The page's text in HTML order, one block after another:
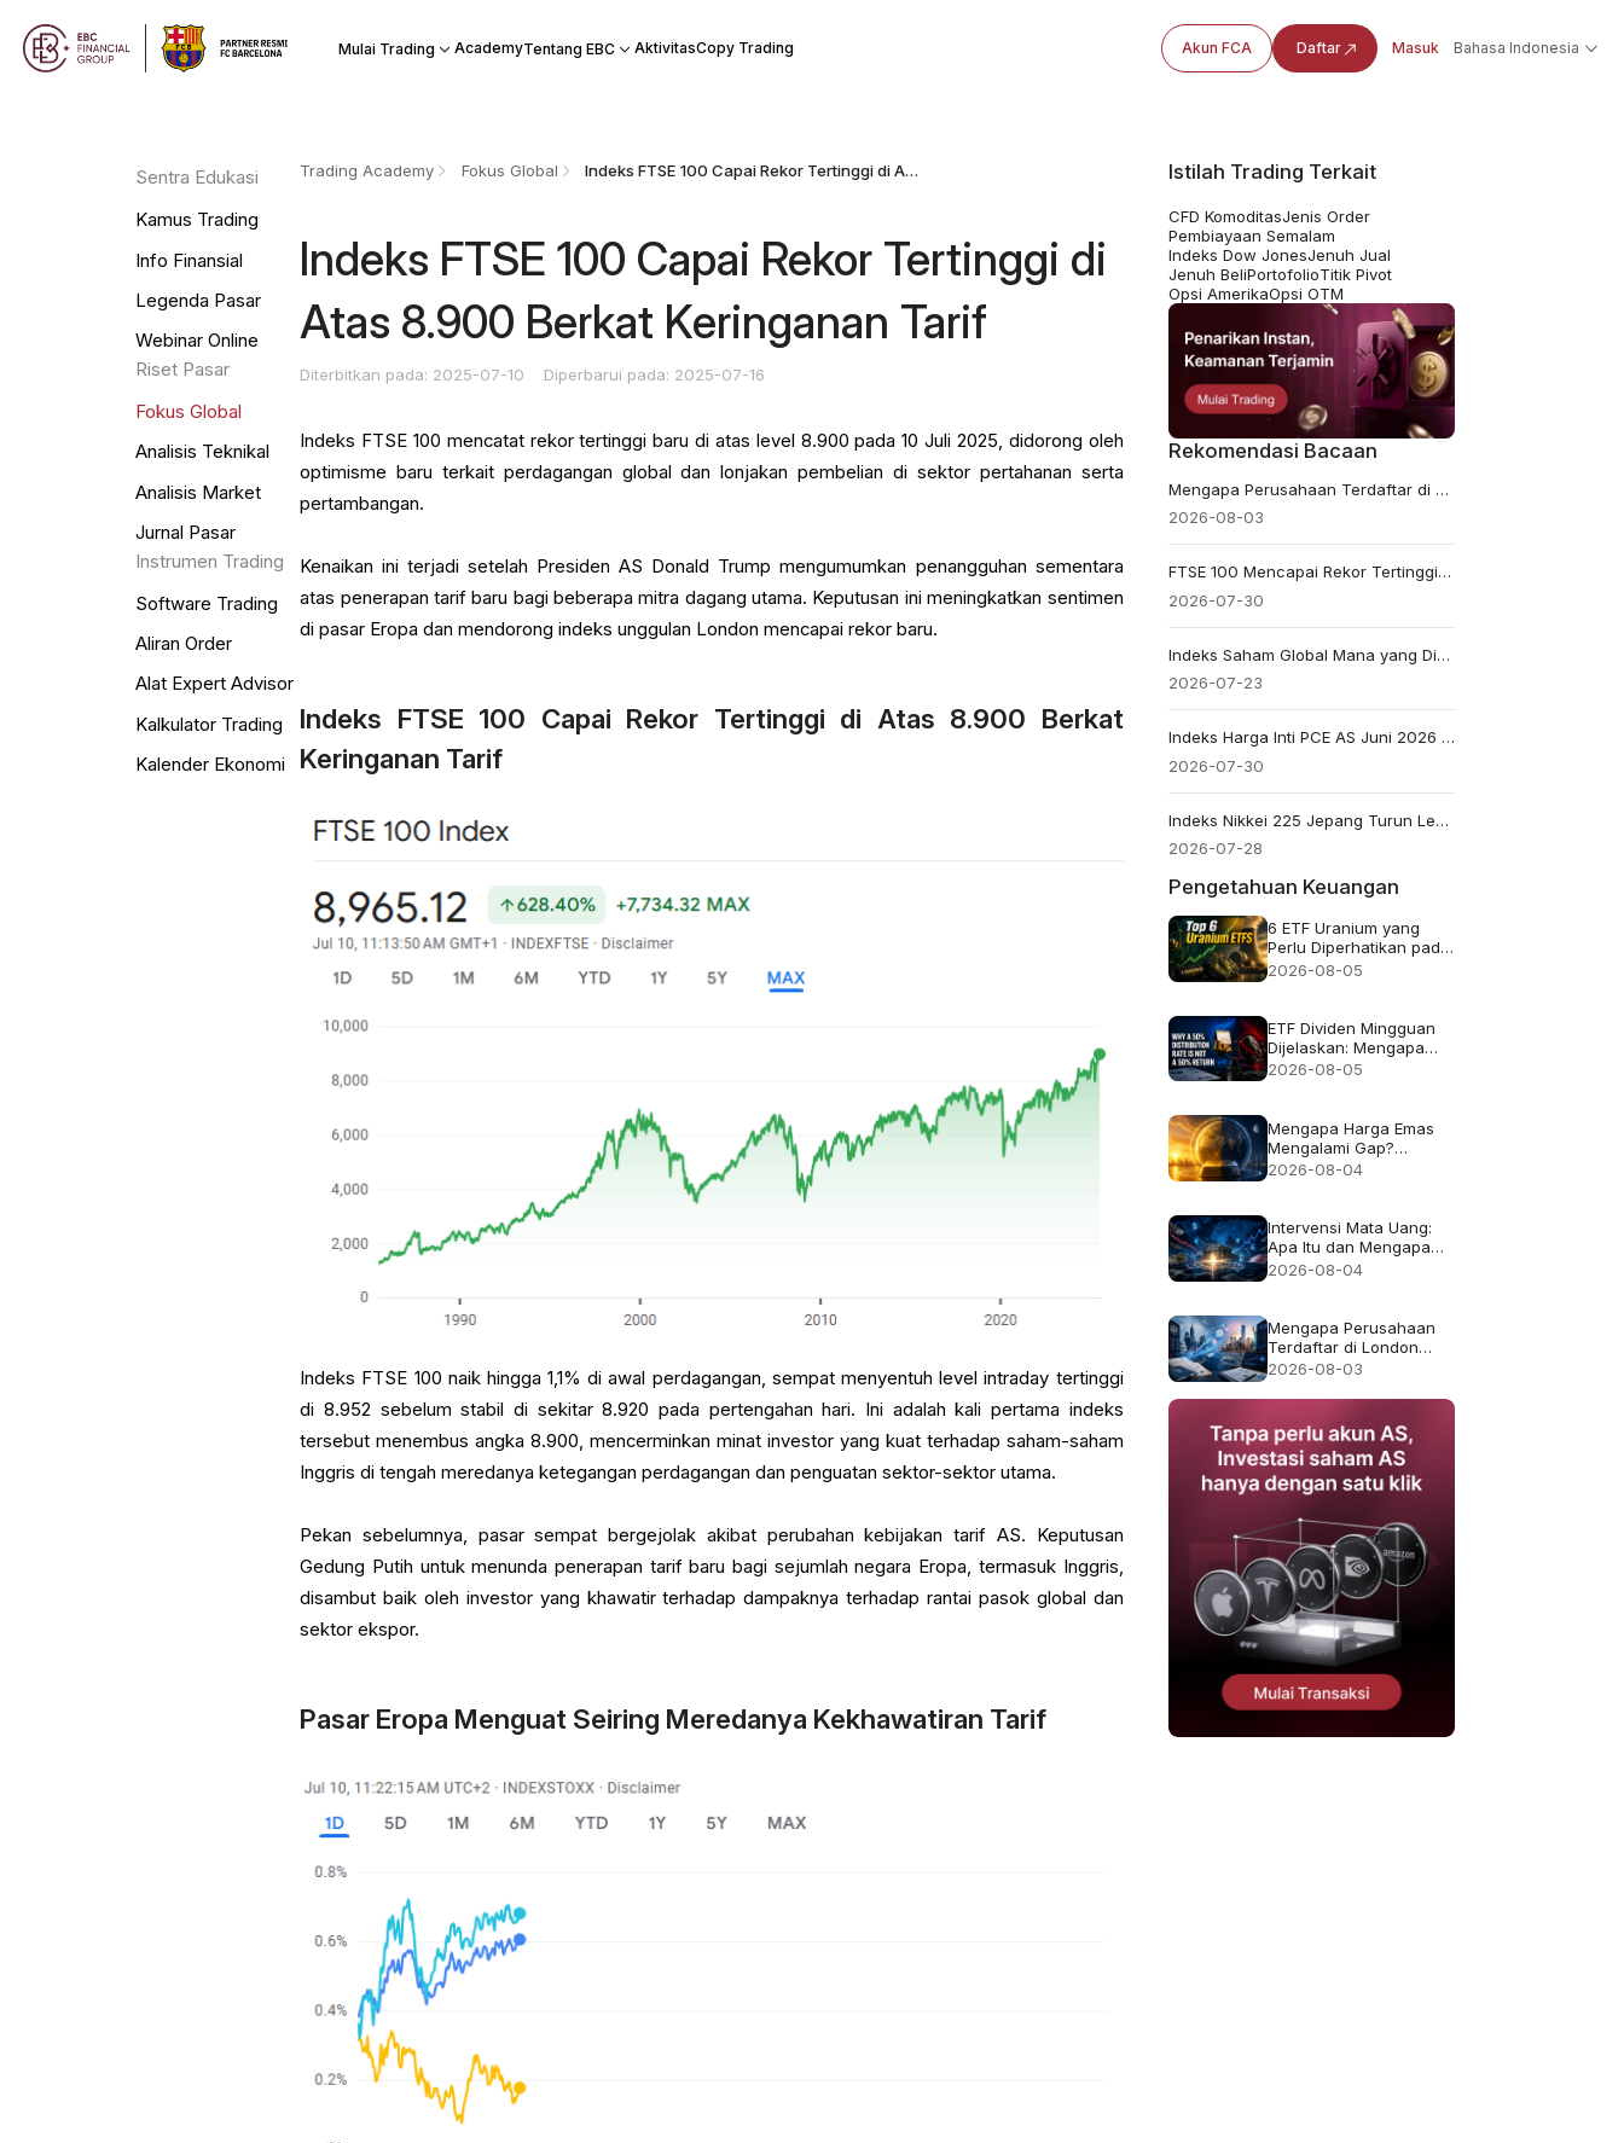
Mulai Trading AcademyTentang EBC AktivitasCopy Trading Akun FCA Daftar Masuk Bahasa Indonesia
Sentra Edukasi
Kamus Trading
Info Finansial
Legenda Pasar
Webinar Online
Riset Pasar
Fokus Global
Analisis Teknikal
Analisis Market
Jurnal Pasar
Instrumen Trading
Software Trading
Aliran Order
Alat Expert Advisor
Kalkulator Trading
Kalender Ekonomi
Trading Academy Fokus Global Indeks FTSE 100 Capai Rekor Tertinggi di Atas 8.900 Berkat Keringanan Tarif
Indeks FTSE 100 Capai Rekor Tertinggi di
Atas 8.900 Berkat Keringanan Tarif
Diterbitkan pada: 2025-07-10 Diperbarui pada: 2025-07-16
Indeks FTSE 100 mencatat rekor tertinggi baru di atas level 8.900 pada 10 Juli 2025, didorong oleh
optimisme baru terkait perdagangan global dan lonjakan pembelian di sektor pertahanan serta
pertambangan.
Kenaikan ini terjadi setelah Presiden AS Donald Trump mengumumkan penangguhan sementara
atas penerapan tarif baru bagi beberapa mitra dagang utama. Keputusan ini meningkatkan sentimen
di pasar Eropa dan mendorong indeks unggulan London mencapai rekor baru.
Indeks FTSE 100 Capai Rekor Tertinggi di Atas 8.900 Berkat
Keringanan Tarif
Indeks FTSE 100 naik hingga 1,1% di awal perdagangan, sempat menyentuh level intraday tertinggi
di 8.952 sebelum stabil di sekitar 8.920 pada pertengahan hari. Ini adalah kali pertama indeks
tersebut menembus angka 8.900, mencerminkan minat investor yang kuat terhadap saham-saham
Inggris di tengah meredanya ketegangan perdagangan dan penguatan sektor-sektor utama.
Pekan sebelumnya, pasar sempat bergejolak akibat perubahan kebijakan tarif AS. Keputusan
Gedung Putih untuk menunda penerapan tarif baru bagi sejumlah negara Eropa, termasuk Inggris,
disambut baik oleh investor yang khawatir terhadap dampaknya terhadap rantai pasok global dan
sektor ekspor.
Pasar Eropa Menguat Seiring Meredanya Kekhawatiran Tarif
Istilah Trading Terkait
CFD KomoditasJenis Order
Pembiayaan Semalam
Indeks Dow JonesJenuh Jual
Jenuh BeliPortofolioTitik Pivot
Opsi AmerikaOpsi OTM
Rekomendasi Bacaan
Mengapa Perusahaan Terdaftar di London Pindah ke AS, dan Apa yang Berubah bagi Pemegang Saham?
2026-08-03
FTSE 100 Mencapai Rekor Tertinggi Intraday 10,951 Saat Saham Minyak Memimpin
2026-07-30
Indeks Saham Global Mana yang Diuntungkan oleh Harga Minyak yang Lebih Tinggi?
2026-07-23
Indeks Harga Inti PCE AS Juni 2026 - Sebelumnya: 3.4% Perkiraan: 3.3%
2026-07-30
Indeks Nikkei 225 Jepang Turun Lebih dari 4% Akibat Penjualan Besar-besaran Saham Pembuat Chip
2026-07-28
Pengetahuan Keuangan
6 ETF Uranium yang
Perlu Diperhatikan pada
2026 dan Isi
2026-08-05
ETF Dividen Mingguan
Dijelaskan: Mengapa
Tingkat Distribusi 50%
2026-08-05
Mengapa Harga Emas
Mengalami Gap?
Penjelasan Jam Trading
2026-08-04
Intervensi Mata Uang:
Apa Itu dan Mengapa
Kadang Gagal
2026-08-04
Mengapa Perusahaan
Terdaftar di London
Pindah ke AS, dan Apa
Pemegang Saham?
2026-08-03